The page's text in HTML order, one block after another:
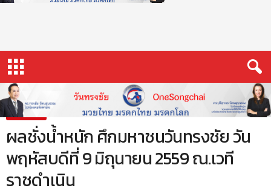
g
c
h
Home
ผลชั่งน้ำหนัก ศึกมหาชนวันทรงชัย วันพฤหัสบดีที่ 9 มิถุนายน 2559
ณ.เวทีราชดำเนิน
ข่าววันทรงชัย
ผลชั่งน้ำหนัก ศึกมหาชนวันทรงชัย วัน
พฤหัสบดีที่ 9 มิถุนายน 2559 ณ.เวที
ราชดำเนิน